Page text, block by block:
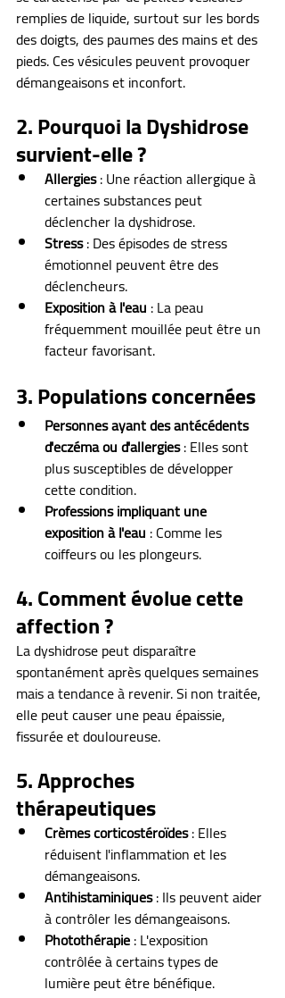
remplies de liquide, surtout sur les bords
des doigts, des paumes des mains et des
pieds. Ces vésicules peuvent provoquer
démangeaisons et inconfort.
2. Pourquoi la Dyshidrose
survient-elle ?
Allergies : Une réaction allergique à
certaines substances peut
déclencher la dyshidrose.
Stress : Des épisodes de stress
émotionnel peuvent être des
déclencheurs.
Exposition à l'eau : La peau
fréquemment mouillée peut être un
facteur favorisant.
3. Populations concernées
Personnes ayant des antécédents
d'eczéma ou d'allergies : Elles sont
plus susceptibles de développer
cette condition.
Professions impliquant une
exposition à l'eau : Comme les
coiffeurs ou les plongeurs.
4. Comment évolue cette
affection ?
La dyshidrose peut disparaître
spontanément après quelques semaines
mais a tendance à revenir. Si non traitée,
elle peut causer une peau épaissie,
fissurée et douloureuse.
5. Approches
thérapeutiques
Crèmes corticostéroïdes : Elles
réduisent l'inflammation et les
démangeaisons.
Antihistaminiques : Ils peuvent aider
à contrôler les démangeaisons.
Photothérapie : L'exposition
contrôlée à certains types de
lumière peut être bénéfique.